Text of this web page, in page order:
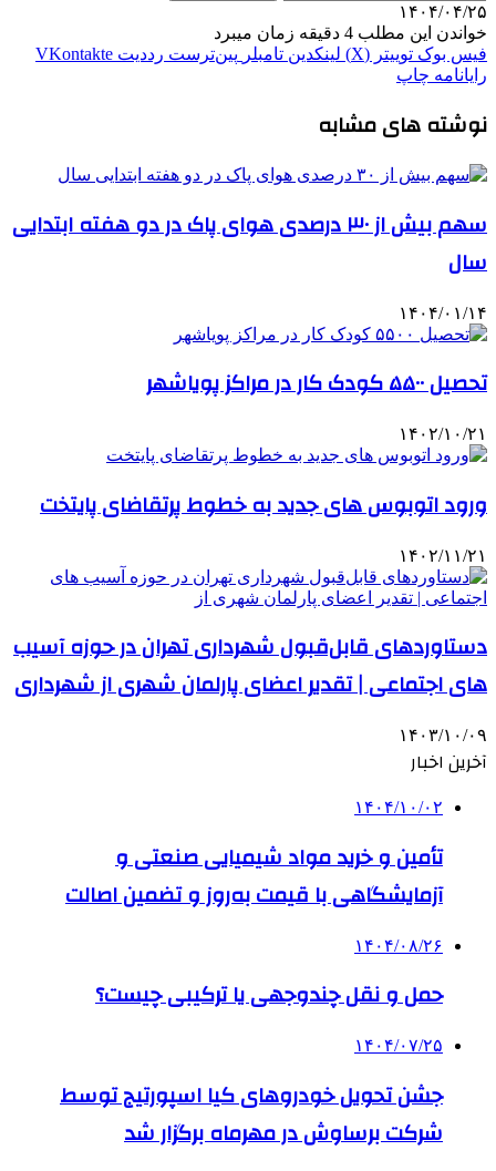
۱۴۰۴/۰۴/۲۵
خواندن این مطلب 4 دقیقه زمان میبرد
فیس بوک توییتر (X) لینکدین ‫تامبلر ‫پین‌ترست ‫رددیت ‫VKontakte
رایانامه چاپ
نوشته های مشابه
سهم بیش از ۳۰ درصدی هوای پاک در دو هفته ابتدایی
سال
۱۴۰۴/۰۱/۱۴
تحصیل ۵۵۰۰ کودک کار در مراکز پویاشهر
۱۴۰۲/۱۰/۲۱
ورود اتوبوس های جدید به خطوط پرتقاضای پایتخت
۱۴۰۲/۱۱/۲۱
دستاوردهای قابل‌قبول شهرداری تهران در حوزه آسیب
های اجتماعی | تقدیر اعضای پارلمان شهری از شهرداری
۱۴۰۳/۱۰/۰۹
آخرین اخبار
۱۴۰۴/۱۰/۰۲
تأمین و خرید مواد شیمیایی صنعتی و
آزمایشگاهی با قیمت به‌روز و تضمین اصالت
۱۴۰۴/۰۸/۲۶
حمل و نقل چندوجهی یا ترکیبی چیست؟
۱۴۰۴/۰۷/۲۵
جشن تحویل خودروهای کیا اسپورتیج توسط
شرکت برساوش در مهرماه برگزار شد